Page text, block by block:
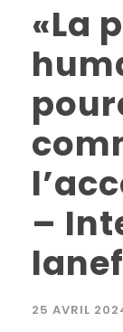
«La
–
25 AVRIL